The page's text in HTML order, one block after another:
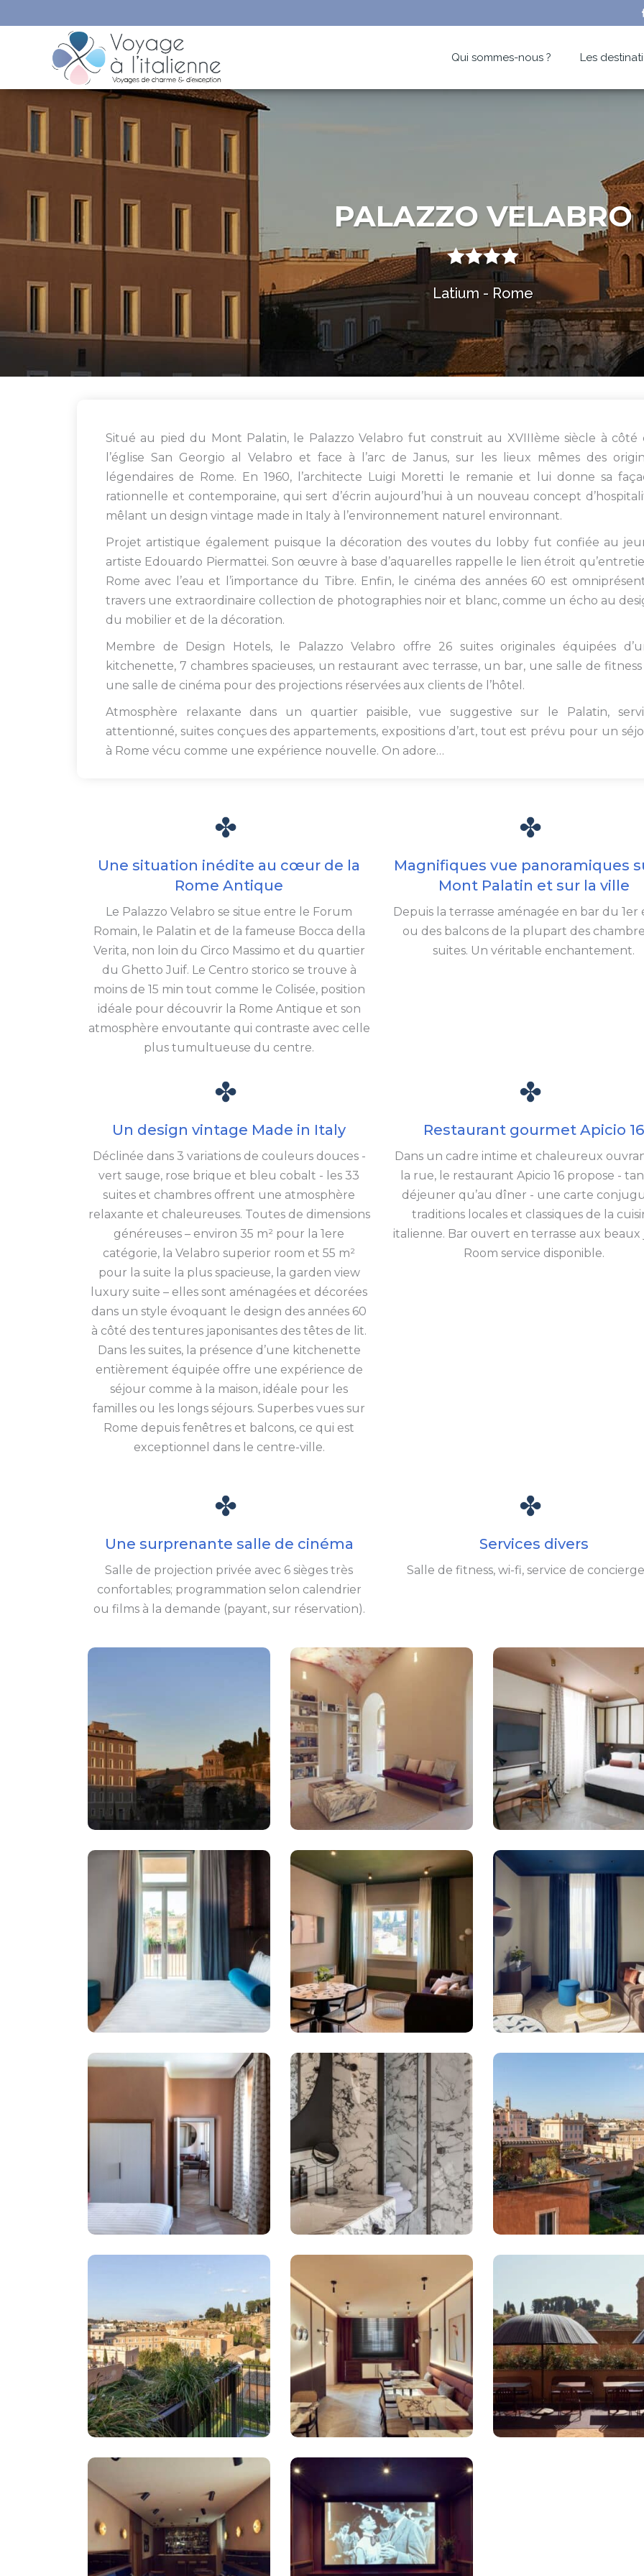
Qui sommes-nous ? Les
PALAZZO VELABRO
Latium - Rome
Situé au pied du Mont Palatin, le Palazzo Velabro fut construit au XVIIIème siècle à côté
l’église San Georgio al Velabro et face à l’arc de Janus, sur les lieux mêmes des
légendaires de Rome. En 1960, l’architecte Luigi Moretti le remanie et lui donne sa
rationnelle et contemporaine, qui sert d’écrin aujourd’hui à un nouveau concept
mêlant un design vintage made in Italy à l’environnement naturel environnant.
Projet artistique également puisque la décoration des voutes du lobby fut confiée au
artiste Edouardo Piermattei. Son œuvre à base d’aquarelles rappelle le lien étroit
Rome avec l’eau et l’importance du Tibre. Enfin, le cinéma des années 60 est
travers une extraordinaire collection de photographies noir et blanc, comme un écho au
du mobilier et de la décoration.
Membre de Design Hotels, le Palazzo Velabro offre 26 suites originales équipées
kitchenette, 7 chambres spacieuses, un restaurant avec terrasse, un bar, une salle de
une salle de cinéma pour des projections réservées aux clients de l’hôtel.
Atmosphère relaxante dans un quartier paisible, vue suggestive sur le Palatin,
attentionné, suites conçues des appartements, expositions d’art, tout est prévu pour un
à Rome vécu comme une expérience nouvelle. On adore…
Une situation inédite au cœur de la
Rome Antique
Le Palazzo Velabro se situe entre le Forum
Romain, le Palatin et de la fameuse Bocca della
Verita, non loin du Circo Massimo et du quartier
du Ghetto Juif. Le Centro storico se trouve à
moins de 15 min tout comme le Colisée, position
idéale pour découvrir la Rome Antique et son
atmosphère envoutante qui contraste avec celle
plus tumultueuse du centre.
Magnifiques vue panoramiques
Mont Palatin et sur la ville
Depuis la terrasse aménagée en bar du 1er
ou des balcons de la plupart des
suites. Un véritable enchantement.
Un design vintage Made in Italy
Déclinée dans 3 variations de couleurs douces -
vert sauge, rose brique et bleu cobalt - les 33
suites et chambres offrent une atmosphère
relaxante et chaleureuses. Toutes de dimensions
généreuses – environ 35 m² pour la 1ere
catégorie, la Velabro superior room et 55 m²
pour la suite la plus spacieuse, la garden view
luxury suite – elles sont aménagées et décorées
dans un style évoquant le design des années 60
à côté des tentures japonisantes des têtes de lit.
Dans les suites, la présence d’une kitchenette
entièrement équipée offre une expérience de
séjour comme à la maison, idéale pour les
familles ou les longs séjours. Superbes vues sur
Rome depuis fenêtres et balcons, ce qui est
exceptionnel dans le centre-ville.
Restaurant gourmet Apicio 16
Dans un cadre intime et chaleureux
la rue, le restaurant Apicio 16 propose -
déjeuner qu’au dîner - une carte
traditions locales et classiques de la
italienne. Bar ouvert en terrasse aux beaux
Room service disponible.
Une surprenante salle de cinéma
Salle de projection privée avec 6 sièges très
confortables; programmation selon calendrier
ou films à la demande (payant, sur réservation).
Services divers
Salle de fitness, wi-fi, service de